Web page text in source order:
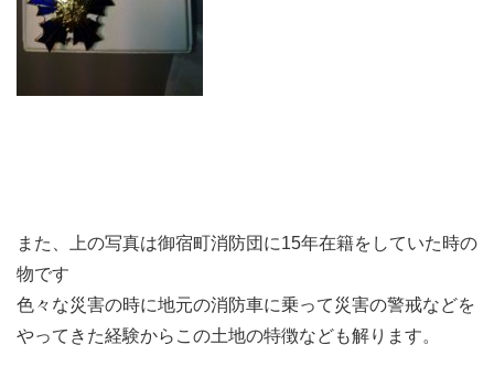
また、上の写真は御宿町消防団に15年在籍をしていた時の
物です
色々な災害の時に地元の消防車に乗って災害の警戒などを
やってきた経験からこの土地の特徴なども解ります。